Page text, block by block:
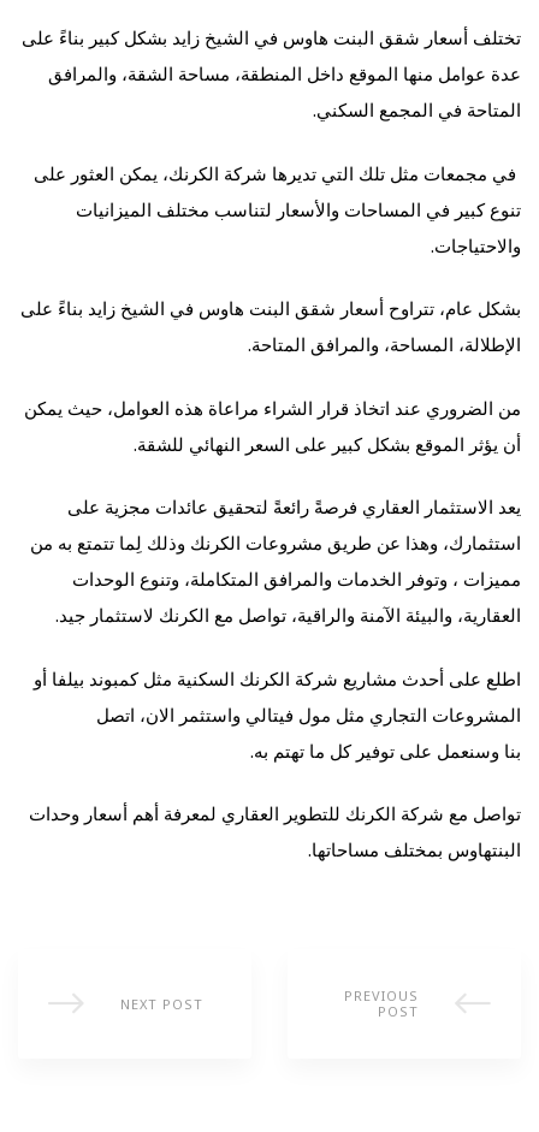
تختلف أسعار شقق البنت هاوس في الشيخ زايد بشكل كبير بناءً على
عدة عوامل منها الموقع داخل المنطقة، مساحة الشقة، والمرافق
المتاحة في المجمع السكني.
في مجمعات مثل تلك التي تديرها شركة الكرنك، يمكن العثور على
تنوع كبير في المساحات والأسعار لتناسب مختلف الميزانيات
والاحتياجات.
بشكل عام، تتراوح أسعار شقق البنت هاوس في الشيخ زايد بناءً على
الإطلالة، المساحة، والمرافق المتاحة.
من الضروري عند اتخاذ قرار الشراء مراعاة هذه العوامل، حيث يمكن
أن يؤثر الموقع بشكل كبير على السعر النهائي للشقة.
يعد الاستثمار العقاري فرصةً رائعةً لتحقيق عائدات مجزية على
استثمارك، وهذا عن طريق مشروعات الكرنك وذلك لِما تتمتع به من
مميزات ، وتوفر الخدمات والمرافق المتكاملة، وتنوع الوحدات
العقارية، والبيئة الآمنة والراقية، تواصل مع الكرنك لاستثمار جيد.
اطلع على أحدث مشاريع شركة الكرنك السكنية مثلكمبوند بيلفا أو
المشروعات التجاري مثل مول فيتالي واستثمر الان، اتصل
بنا وسنعمل على توفير كل ما تهتم به.
تواصل مع شركة الكرنك للتطوير العقاري لمعرفة أهم أسعار وحدات
البنتهاوس بمختلف مساحاتها.
PREVIOUS
POST
NEXT POST